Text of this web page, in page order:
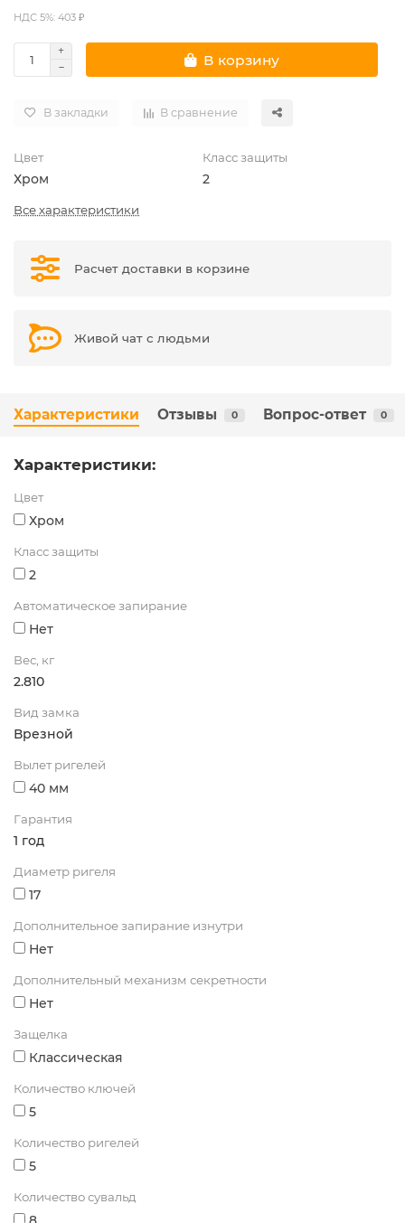
НДС 5%: 403 ₽
В корзину
В закладки В сравнение
Цвет
Хром
Класс защиты
2
Все характеристики
Расчет доставки в корзине
Живой чат с людьми
Характеристики Отзывы 0 Вопрос-ответ 0
Характеристики:
Цвет
Хром
Класс защиты
2
Автоматическое запирание
Нет
Вес, кг
2.810
Вид замка
Врезной
Вылет ригелей
40 мм
Гарантия
1 год
Диаметр ригеля
17
Дополнительное запирание изнутри
Нет
Дополнительный механизм секретности
Нет
Защелка
Классическая
Количество ключей
5
Количество ригелей
5
Количество сувальд